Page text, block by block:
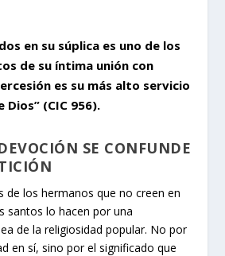
en su súplica es uno de los
de su íntima unión con
es su más alto servicio
Dios” (CIC 956).
SE CONFUNDE
de los hermanos que no creen en
santos lo hacen por una
de la religiosidad popular. No por
en sí, sino por el significado que